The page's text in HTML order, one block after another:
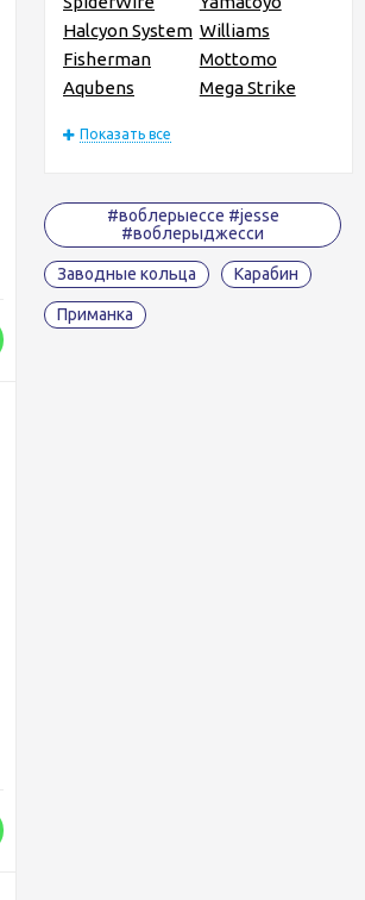
Halcyon System Williams
Fisherman
Mottomo
Aqubens
Mega Strike
Показать все
#воблерыессе #jesse
#воблерыджесси
Заводные кольца Карабин
Приманка